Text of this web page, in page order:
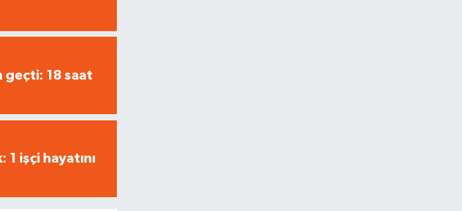
geçti: 18 saat
işçi hayatını